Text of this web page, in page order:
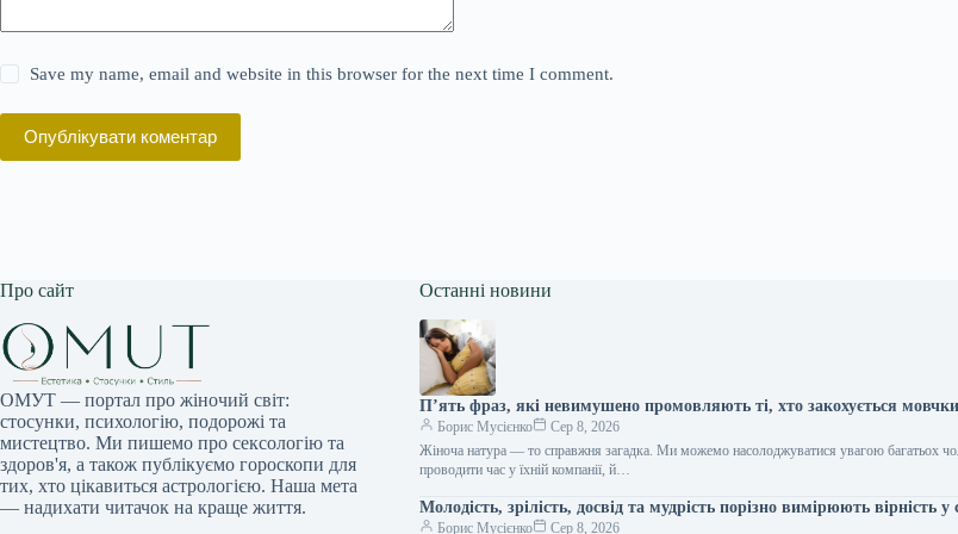
Save my name, email and website in this browser for the next time I comment.
Опублікувати коментар
Про сайт
ОМУТ — портал про жіночий світ:
стосунки, психологію, подорожі та
мистецтво. Ми пишемо про сексологію та
здоров'я, а також публікуємо гороскопи для
тих, хто цікавиться астрологією. Наша мета
— надихати читачок на краще життя.
Останні новини
П’ять фраз, які невимушено промовляють ті, хто закохується
Борис Мусієнко
Сер 8, 2026
Жіноча натура — то справжня загадка. Ми можемо насолоджуватися увагою багатьох
проводити час у їхній компанії, й…
Молодість, зрілість, досвід та мудрість порізно вимірюють вірність у
Борис Мусієнко Сер 8, 2026